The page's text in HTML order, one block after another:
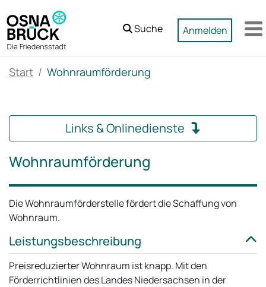
Zum Hauptinhalt springen
Suche Anmelden
Start Wohnraumförderung
Links & Onlinedienste
Wohnraumförderung
Die Wohnraumförderstelle fördert die Schaffung von
Wohnraum.
Leistungsbeschreibung
Preisreduzierter Wohnraum ist knapp. Mit den
Förderrichtlinien des Landes Niedersachsen in der